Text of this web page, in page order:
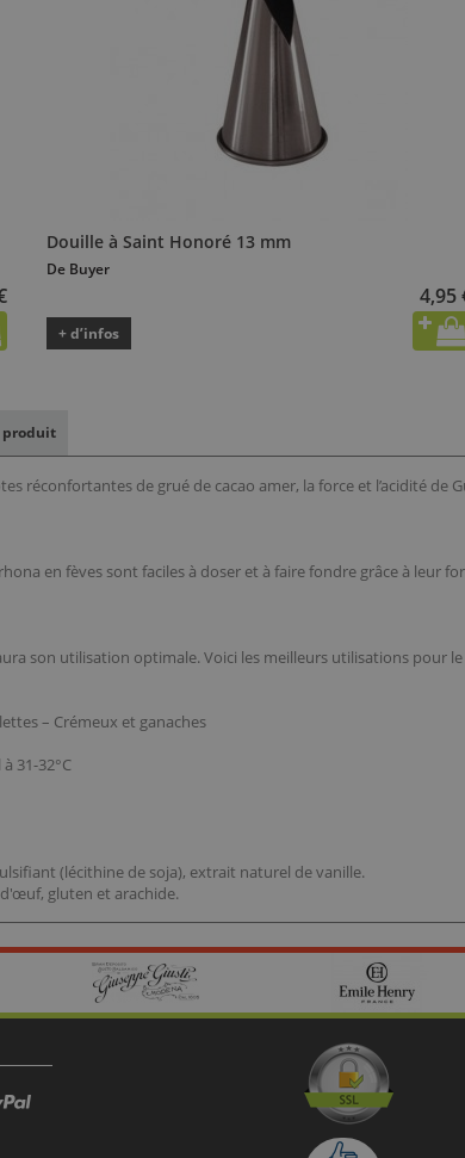
Douille à Saint Honoré 13 mm
De Buyer
4,95
+ d’infos
produit
réconfortantes de grué de cacao amer, la force et l’acidité
en fèves sont faciles à doser et à faire fondre grâce à leur
son utilisation optimale. Voici les meilleurs utilisations pour le
– Crémeux et ganaches
31-32°C
(lécithine de soja), extrait naturel de vanille.
gluten et arachide.